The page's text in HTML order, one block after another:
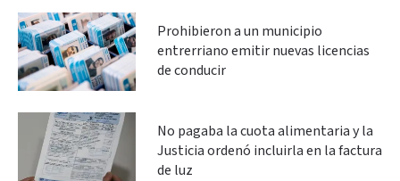
Prohibieron a un municipio
entrerriano emitir nuevas licencias
de conducir
No pagaba la cuota alimentaria y la
Justicia ordenó incluirla en la factura
de luz